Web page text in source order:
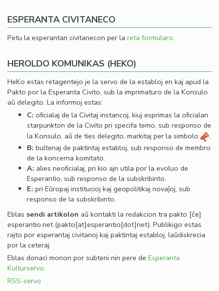
ESPERANTA CIVITANECO
Petu la esperantan civitanecon per la reta formularo.
HEROLDO KOMUNIKAS (HEKO)
HeKo estas retagentejo je la servo de la establoj en kaj apud la
Pakto por la Esperanta Civito, sub la imprimaturo de la Konsulo
aŭ delegito. La informoj estas:
C: oﬁcialaj de la Civitaj instancoj, kiuj esprimas la oﬁcialan
starpunkton de la Civito pri specifa temo, sub responso de
la Konsulo, aŭ de ties delegito, markitaj per la simbolo
.
B: bultenaj de paktintaj establoj, sub responso de membro
de la koncerna komitato.
A: alies neoﬁcialaj, pri kio ajn utila por la evoluo de
Esperantio, sub responso de la subskribinto.
E: pri Eŭropaj institucioj kaj geopolitikaj novaĵoj, sub
responso de la subskribinto.
Eblas sendi artikolon aŭ kontakti la redakcion tra pakto [ĉe]
esperantio.net(pakto[at]esperantio[dot]net). Publikigo estas
rajto por esperantaj civitanoj kaj paktintaj establoj, laŭdiskrecia
por la ceteraj.
Eblas donaci monon por subteni nin pere de Esperanta
Kulturservo.
RSS-servo